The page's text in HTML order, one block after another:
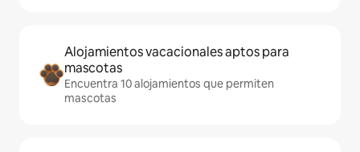
Alojamientos vacacionales aptos para
mascotas
Encuentra 10 alojamientos que permiten
mascotas